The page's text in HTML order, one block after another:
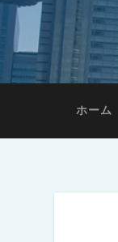
ホーム